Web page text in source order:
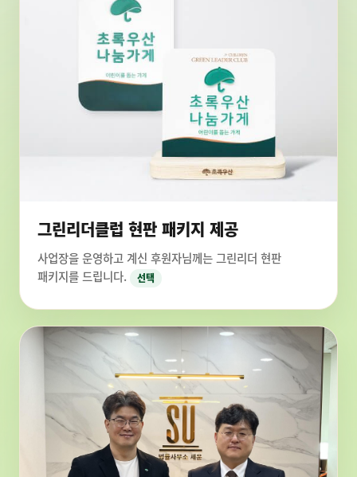
그린리더클럽 현판 패키지 제공
사업장을 운영하고 계신 후원자님께는 그린리더 현판
패키지를 드립니다.
선택